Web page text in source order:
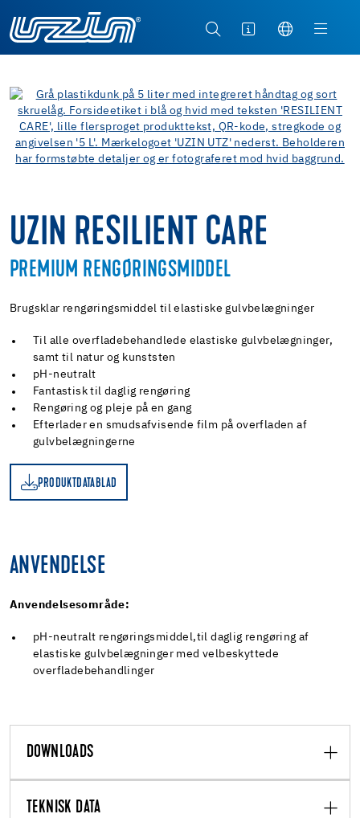
UZIN RESILIENT CARE
PREMIUM RENGØRINGSMIDDEL
Brugsklar rengøringsmiddel til elastiske gulvbelægninger
Til alle overfladebehandlede elastiske gulvbelægninger,
samt til natur og kunststen
pH-neutralt
Fantastisk til daglig rengøring
Rengøring og pleje på en gang
Efterlader en smudsafvisende film på overfladen af
gulvbelægningerne
PRODUKTDATABLAD
ANVENDELSE
Anvendelsesområde:
pH-neutralt rengøringsmiddel,til daglig rengøring af
elastiske gulvbelægninger med velbeskyttede
overfladebehandlinger
DOWNLOADS
TEKNISK DATA